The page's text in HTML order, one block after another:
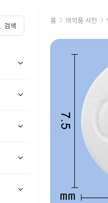
검색
홈 의약품 사전